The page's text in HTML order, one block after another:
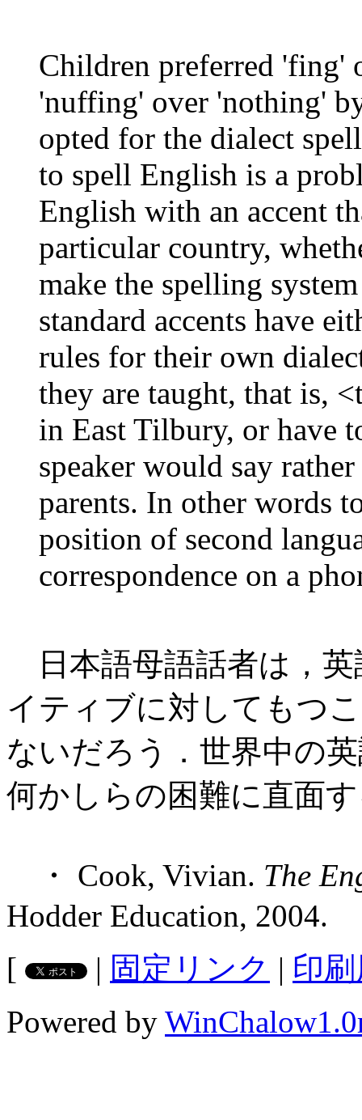
Children preferred 'fing'
'nuffing' over 'nothing'
opted for the dialect
to spell English is a
English with an accent
particular country,
make the spelling
standard accents have
rules for their own
they are taught, that is,
in East Tilbury, or have
speaker would say
parents. In other words
position of second
correspondence on a
日本語母語話者は，英
イティブに対してもつ
ないだろう．世界中の
何かしらの困難に直面
・ Cook, Vivian. The
Hodder Education, 2004.
[
| 固定リンク | 印
Powered by